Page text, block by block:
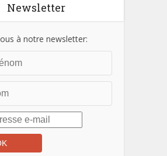
Newsletter
à notre newsletter: